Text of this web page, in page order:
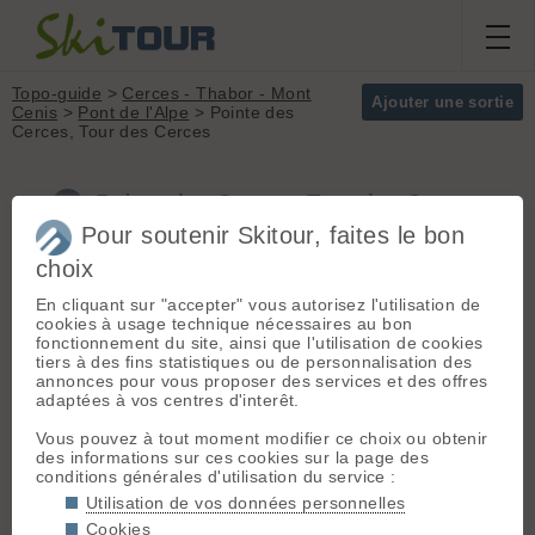
Ajouter une sortie
Topo-guide > Cerces - Thabor - Mont
Cenis > Pont de l'Alpe > Pointe des
Cerces, Tour des Cerces
Pointe des Cerces, Tour des Cerces
(Cerces - Thabor - Mont Cenis)
Massif :Cerces -
Thabor - Mont Cenis
Sommet :Pointe
des Cerces (3097
Dénivelé : 5500 m.
Difficulté de
montée :
Difficulté ski :
Départ :Pont de l'Alpe(1710
m) - Grenoble -> La Grave -> Col du
lautaret -> Pont de l'Alpe.
Accès en bus LER 35 (horaires)
Itinéraire : J1 :Du Pont de
l'Alpe monter au col du Chardonnet
directement ou via le col de
l'Aiguillette:
h**p://www.skitour.fr/topos/col-du-
Pour soutenir Skitour, faites le bon
choix
En cliquant sur "accepter" vous autorisez l'utilisation de
cookies à usage technique nécessaires au bon
fonctionnement du site, ainsi que l'utilisation de cookies
tiers à des fins statistiques ou de personnalisation des
annonces pour vous proposer des services et des offres
adaptées à vos centres d'interêt.
Vous pouvez à tout moment modifier ce choix ou obtenir
des informations sur ces cookies sur la page des
conditions générales d'utilisation du service :
Utilisation de vos données personnelles
Cookies